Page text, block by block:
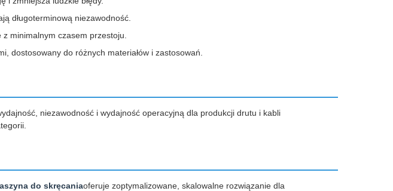
długoterminową niezawodność.
minimalnym czasem przestoju.
dostosowany do różnych materiałów i zastosowań.
niezawodność i wydajność operacyjną dla produkcji drutu i kabli
do skręcaniaoferuje zoptymalizowane, skalowalne rozwiązanie dla